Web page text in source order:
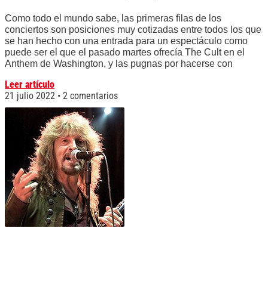
Como todo el mundo sabe, las primeras filas de los
conciertos son posiciones muy cotizadas entre todos los que
se han hecho con una entrada para un espectáculo como
puede ser el que el pasado martes ofrecía The Cult en el
Anthem de Washington, y las pugnas por hacerse con
Leer artículo
21 julio 2022
2 comentarios